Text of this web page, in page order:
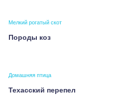
Мелкий рогатый скот
Породы коз
Домашняя птица
Техасский перепел